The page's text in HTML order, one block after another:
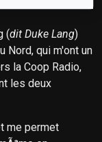
(dit Duke Lang)
Nord, qui m'ont un
la Coop Radio,
les deux
me permet